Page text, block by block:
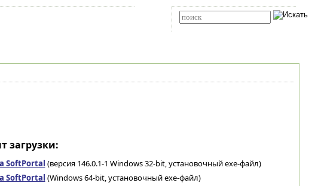
загрузки:
SoftPortal (версия 146.0.1-1 Windows 32-bit, установочный exe-файл)
SoftPortal (Windows 64-bit, установочный exe-файл)